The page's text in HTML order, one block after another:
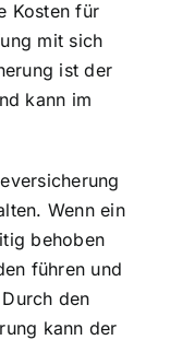
Kosten für
mit sich
ist der
kann im
Wenn ein
behoben
führen und
den
kann der